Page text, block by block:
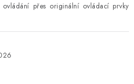
stránek
údajů
přes originální ovládací prvky